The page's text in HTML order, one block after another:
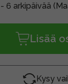
6 arkipäivää
Lisää
Kysy